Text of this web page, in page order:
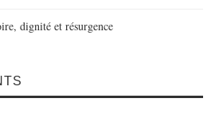
dignité et résurgence